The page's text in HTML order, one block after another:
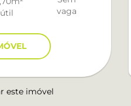
útil
vaga
este imóvel